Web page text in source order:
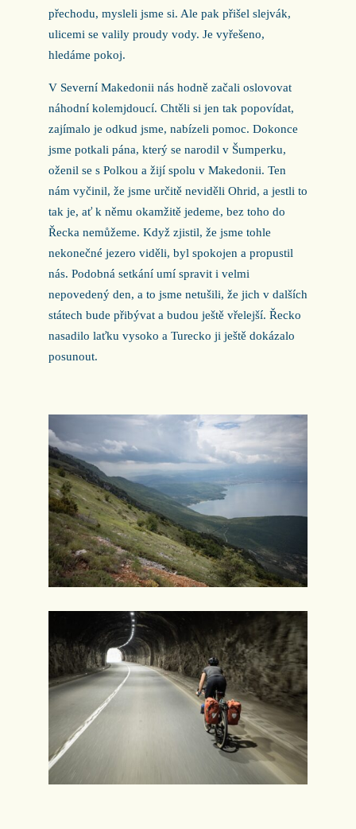
přechodu, mysleli jsme si. Ale pak přišel slejvák,
ulicemi se valily proudy vody. Je vyřešeno,
hledáme pokoj.
V Severní Makedonii nás hodně začali oslovovat
náhodní kolemjdoucí. Chtěli si jen tak popovídat,
zajímalo je odkud jsme, nabízeli pomoc. Dokonce
jsme potkali pána, který se narodil v Šumperku,
oženil se s Polkou a žijí spolu v Makedonii. Ten
nám vyčinil, že jsme určitě neviděli Ohrid, a jestli to
tak je, ať k němu okamžitě jedeme, bez toho do
Řecka nemůžeme. Když zjistil, že jsme tohle
nekonečné jezero viděli, byl spokojen a propustil
nás. Podobná setkání umí spravit i velmi
nepovedený den, a to jsme netušili, že jich v dalších
státech bude přibývat a budou ještě vřelejší. Řecko
nasadilo laťku vysoko a Turecko ji ještě dokázalo
posunout.